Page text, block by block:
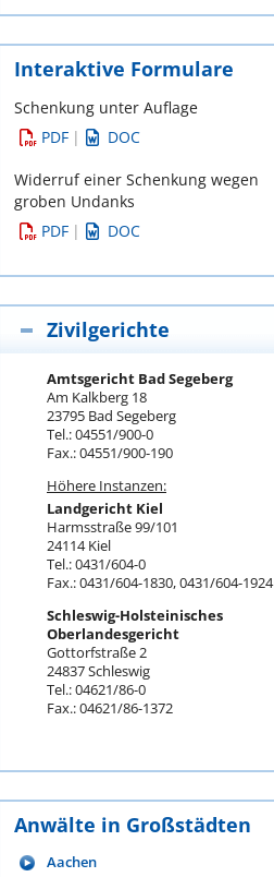
Interaktive Formulare
Schenkung unter Auflage
PDF | DOC
Widerruf einer Schenkung wegen
groben Undanks
PDF | DOC
Zivilgerichte
Amtsgericht Bad Segeberg
Am Kalkberg 18
23795 Bad Segeberg
Tel.: 04551/900-0
Fax.: 04551/900-190
Höhere Instanzen:
Landgericht Kiel
Harmsstraße 99/101
24114 Kiel
Tel.: 0431/604-0
Fax.: 0431/604-1830, 0431/604-1924
Schleswig-Holsteinisches
Oberlandesgericht
Gottorfstraße 2
24837 Schleswig
Tel.: 04621/86-0
Fax.: 04621/86-1372
Anwälte in Großstädten
Aachen